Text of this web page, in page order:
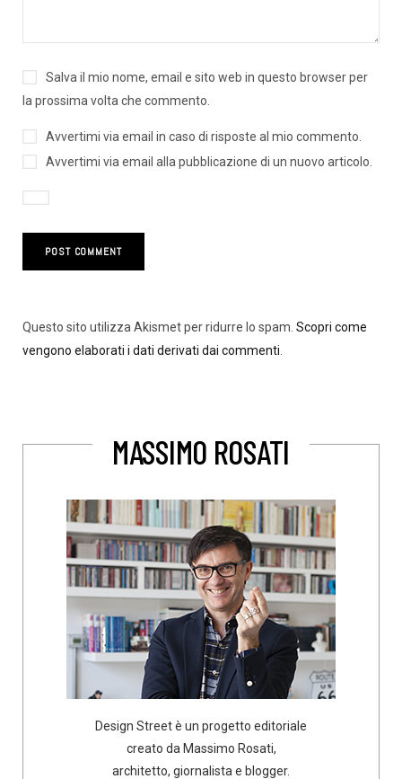
Salva il mio nome, email e sito web in questo browser per
la prossima volta che commento.
Avvertimi via email in caso di risposte al mio commento.
Avvertimi via email alla pubblicazione di un nuovo articolo.
Questo sito utilizza Akismet per ridurre lo spam. Scopri come
vengono elaborati i dati derivati dai commenti
MASSIMO ROSATI
Design Street è un progetto editoriale
creato da Massimo Rosati,
architetto, giornalista e blogger.